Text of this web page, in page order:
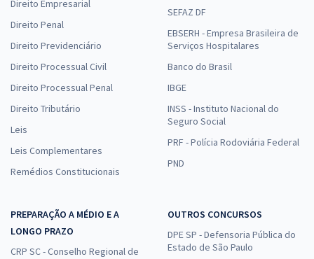
Direito Empresarial
Direito Penal
Direito Previdenciário
Direito Processual Civil
Direito Processual Penal
Direito Tributário
Leis
Leis Complementares
Remédios Constitucionais
SEFAZ DF
EBSERH - Empresa Brasileira de
Serviços Hospitalares
Banco do Brasil
IBGE
INSS - Instituto Nacional do
Seguro Social
PRF - Polícia Rodoviária Federal
PND
PREPARAÇÃO A MÉDIO E A
LONGO PRAZO
CRP SC - Conselho Regional de
OUTROS CONCURSOS
DPE SP - Defensoria Pública do
Estado de São Paulo